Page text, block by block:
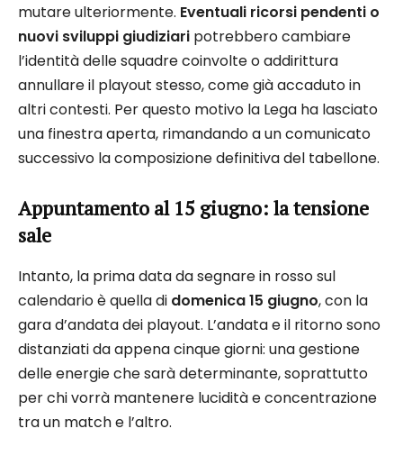
mutare ulteriormente. Eventuali ricorsi pendenti o
nuovi sviluppi giudiziari potrebbero cambiare
l’identità delle squadre coinvolte o addirittura
annullare il playout stesso, come già accaduto in
altri contesti. Per questo motivo la Lega ha lasciato
una finestra aperta, rimandando a un comunicato
successivo la composizione definitiva del tabellone.
Appuntamento al 15 giugno: la tensione
sale
Intanto, la prima data da segnare in rosso sul
calendario è quella di domenica 15 giugno, con la
gara d’andata dei playout. L’andata e il ritorno sono
distanziati da appena cinque giorni: una gestione
delle energie che sarà determinante, soprattutto
per chi vorrà mantenere lucidità e concentrazione
tra un match e l’altro.